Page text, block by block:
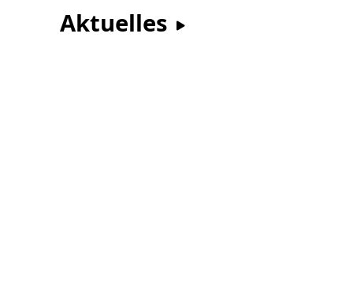
Aktuelles